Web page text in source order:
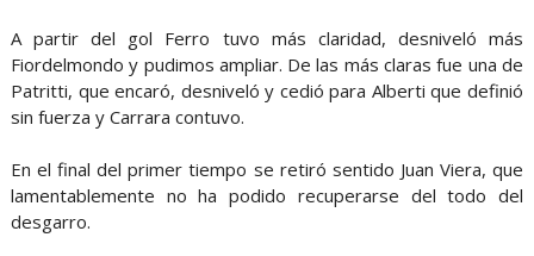
A partir del gol Ferro tuvo más claridad, desniveló más
Fiordelmondo y pudimos ampliar. De las más claras fue una de
Patritti, que encaró, desniveló y cedió para Alberti que definió
sin fuerza y Carrara contuvo.
En el final del primer tiempo se retiró sentido Juan Viera, que
lamentablemente no ha podido recuperarse del todo del
desgarro.